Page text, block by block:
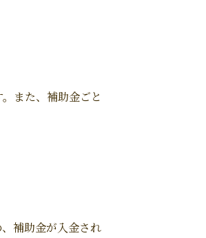
また、補助金ごと
補助金が入金され